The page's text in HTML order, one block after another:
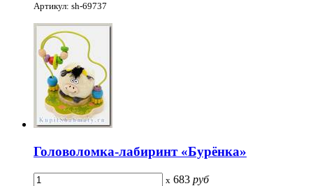
Артикул: sh-69737
Головоломка-лабиринт «Бурёнка»
x 683 руб